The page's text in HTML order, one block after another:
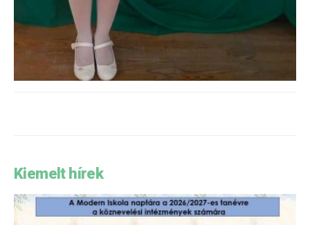
Kiemelt hírek